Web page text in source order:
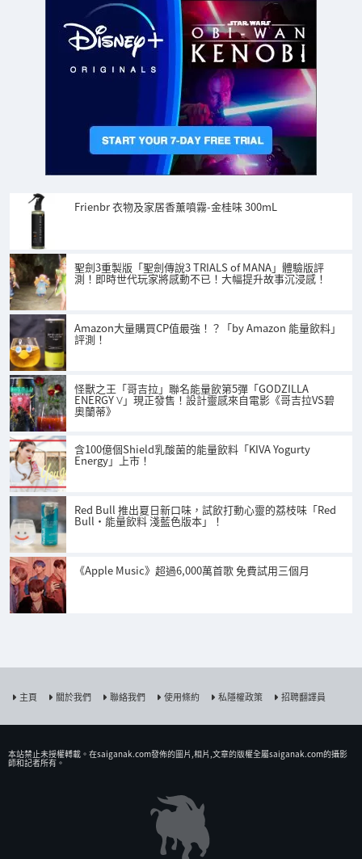
Frienbr 衣物及家居香薰噴霧-金桂味 300mL
聖劍3重製版「聖劍傳說3 TRIALS of MANA」體驗版評
測！即時世代玩家將感動不已！大幅提升故事沉浸感！
Amazon大量購買CP值最強！？「by Amazon 能量飲料」
評測！
怪獸之王「哥吉拉」聯名能量飲第5彈「GODZILLA
ENERGY Ⅴ」現正發售！設計靈感來自電影《哥吉拉VS碧
奧蘭蒂》
含100億個Shield乳酸菌的能量飲料「KIVA Yogurty
Energy」上市！
Red Bull 推出夏日新口味，試飲打動心靈的荔枝味「Red
Bull・能量飲料 淺藍色版本」！
《Apple Music》超過6,000萬首歌 免費試用三個月
主頁 關於我們 聯絡我們 使用條約 私隱權政策 招聘翻譯員
本站禁止未授權𨍭載。在saiganak.com發佈的圖片,相片,文章的版權全屬saiganak.com的攝影
師和記者所有。